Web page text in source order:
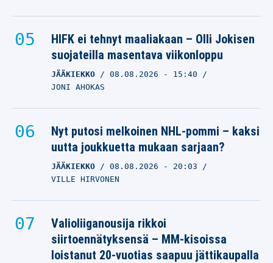
HIFK ei tehnyt maaliakaan – Olli Jokisen
suojateilla masentava viikonloppu
JÄÄKIEKKO 08.08.2026 - 15:40
JONI AHOKAS
Nyt putosi melkoinen NHL-pommi – kaksi
uutta joukkuetta mukaan sarjaan?
JÄÄKIEKKO 08.08.2026 - 20:03
VILLE HIRVONEN
Valioliiganousija rikkoi
siirtoennätyksensä – MM-kisoissa
loistanut 20-vuotias saapuu jättikaupalla